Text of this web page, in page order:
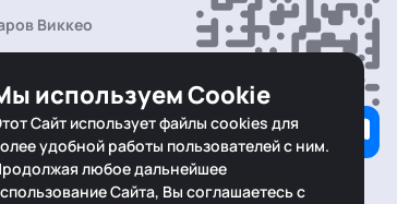
Виккео
Безопасная
используем Cookie
Сайт использует файлы cookies для
удобной работы пользователей с ним.
любое дальнейшее
Сайта, Вы соглашаетесь с